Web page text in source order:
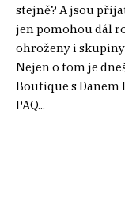
stejně? A jsou
jen pomohou dál
ohroženy i
Nejen o tom je
Boutique s
PAQ...